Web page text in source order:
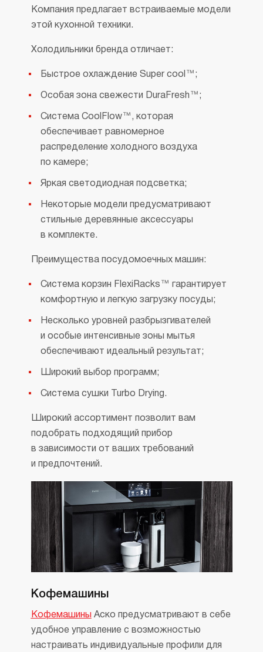
Компания предлагает встраиваемые модели
этой кухонной техники.
Холодильники бренда отличает:
Быстрое охлаждение Super cool™;
Особая зона свежести DuraFresh™;
Система CoolFlow™, которая
обеспечивает равномерное
распределение холодного воздуха
по камере;
Яркая светодиодная подсветка;
Некоторые модели предусматривают
стильные деревянные аксессуары
в комплекте.
Преимущества посудомоечных машин:
Система корзин FlexiRacks™ гарантирует
комфортную и легкую загрузку посуды;
Несколько уровней разбрызгивателей
и особые интенсивные зоны мытья
обеспечивают идеальный результат;
Широкий выбор программ;
Система сушки Turbo Drying.
Широкий ассортимент позволит вам
подобрать подходящий прибор
в зависимости от ваших требований
и предпочтений.
Кофемашины
Кофемашины Аско предусматривают в себе
удобное управление с возможностью
настраивать индивидуальные профили для